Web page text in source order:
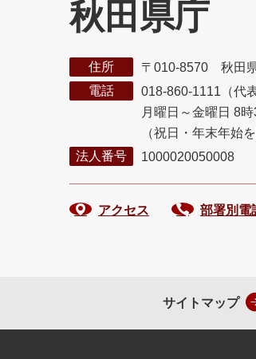
秋田県庁
住所
〒010-8570 秋田
電話
018-860-1111（代表
月曜日～金曜日 8
（祝日・年末年始を
法人番号
1000020050008
アクセス 部署別電
サイトマップ